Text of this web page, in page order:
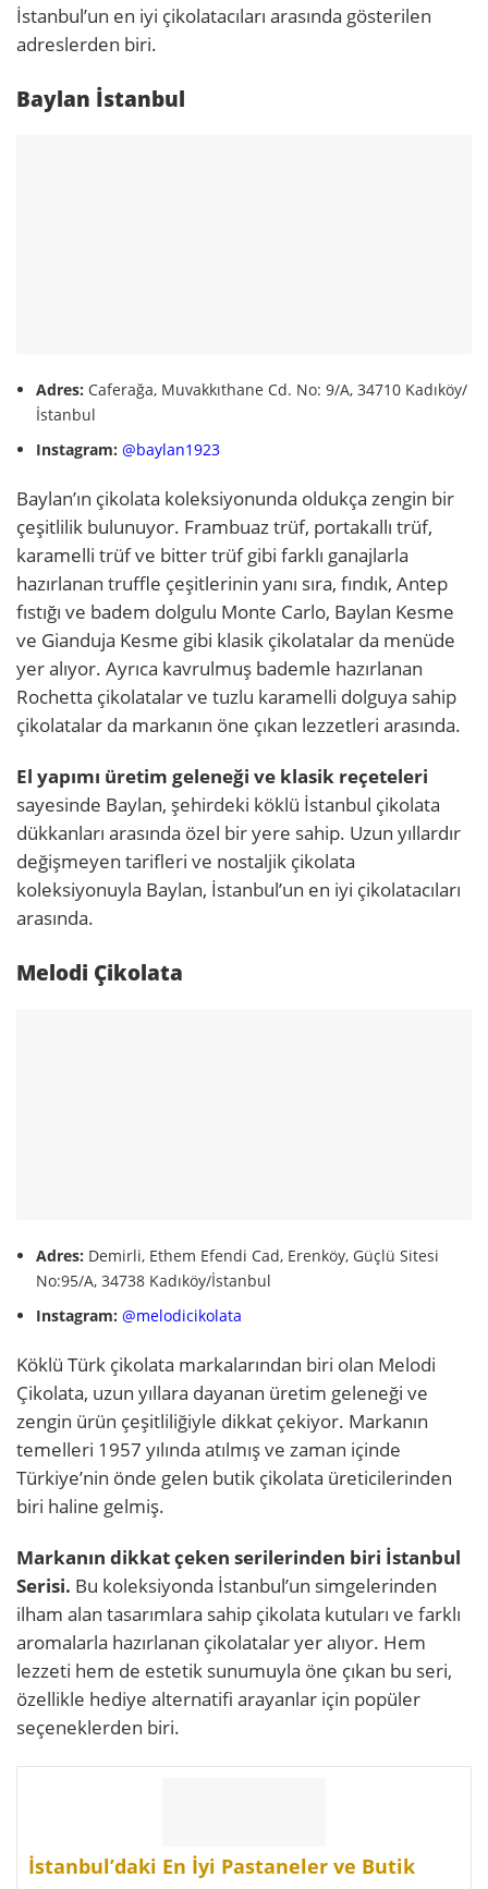
İstanbul’un en iyi çikolatacıları arasında gösterilen
adreslerden biri.
Baylan İstanbul
Adres: Caferağa, Muvakkıthane Cd. No: 9/A, 34710 Kadıköy/
İstanbul
Instagram:@baylan1923
Baylan’ın çikolata koleksiyonunda oldukça zengin bir
çeşitlilik bulunuyor. Frambuaz trüf, portakallı trüf,
karamelli trüf ve bitter trüf gibi farklı ganajlarla
hazırlanan truffle çeşitlerinin yanı sıra, fındık, Antep
fıstığı ve badem dolgulu Monte Carlo, Baylan Kesme
ve Gianduja Kesme gibi klasik çikolatalar da menüde
yer alıyor. Ayrıca kavrulmuş bademle hazırlanan
Rochetta çikolatalar ve tuzlu karamelli dolguya sahip
çikolatalar da markanın öne çıkan lezzetleri arasında.
El yapımı üretim geleneği ve klasik reçeteleri
sayesinde Baylan, şehirdeki köklü İstanbul çikolata
dükkanları arasında özel bir yere sahip. Uzun yıllardır
değişmeyen tarifleri ve nostaljik çikolata
koleksiyonuyla Baylan, İstanbul’un en iyi çikolatacıları
arasında.
Melodi Çikolata
Adres: Demirli, Ethem Efendi Cad, Erenköy, Güçlü Sitesi
No:95/A, 34738 Kadıköy/İstanbul
Instagram:@melodicikolata
Köklü Türk çikolata markalarından biri olan Melodi
Çikolata, uzun yıllara dayanan üretim geleneği ve
zengin ürün çeşitliliğiyle dikkat çekiyor. Markanın
temelleri 1957 yılında atılmış ve zaman içinde
Türkiye’nin önde gelen butik çikolata üreticilerinden
biri haline gelmiş.
Markanın dikkat çeken serilerinden biri İstanbul
Serisi. Bu koleksiyonda İstanbul’un simgelerinden
ilham alan tasarımlara sahip çikolata kutuları ve farklı
aromalarla hazırlanan çikolatalar yer alıyor. Hem
lezzeti hem de estetik sunumuyla öne çıkan bu seri,
özellikle hediye alternatifi arayanlar için popüler
seçeneklerden biri.
İstanbul’daki E​​n İyi Pastaneler ve Butik